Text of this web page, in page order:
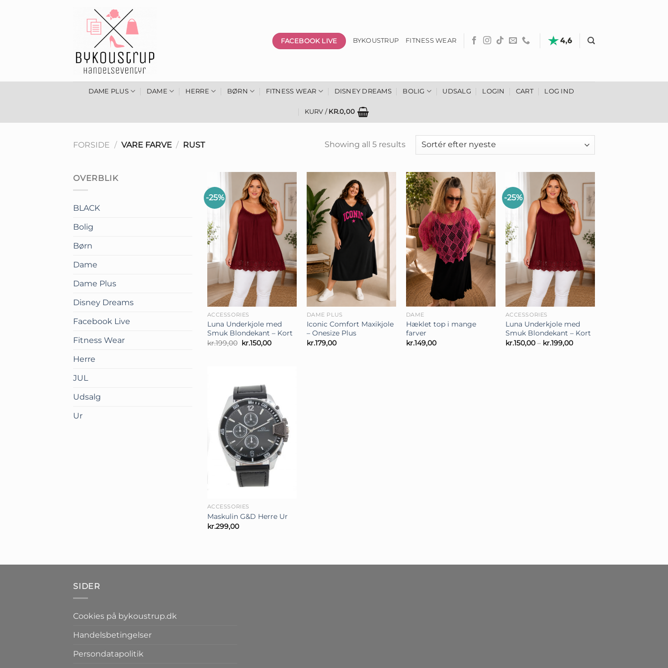
FACEBOOK LIVE BYKOUSTRUP FITNESS WEAR
DAME PLUS DAME HERRE BØRN FITNESS WEAR DISNEY DREAMS BOLIG UDSALG LOGIN CART LOG IND
KURV / KR.0,00
FORSIDE / VARE FARVE / RUST Showing all 5 results
OVERBLIK
BLACK
Bolig
Børn
Dame
Dame Plus
Disney Dreams
Facebook Live
Fitness Wear
Herre
JUL
Udsalg
Ur
-25%
+
ACCESSORIES
Luna Underkjole med
Smuk Blondekant – Kort
kr.199,00 Den
oprindelige
kr.150,00Den
+
DAME PLUS
Iconic Comfort Maxikjole
– Onesize Plus
kr.179,00
+
DAME
Hæklet top i mange
farver
kr.149,00
-25%
+
ACCESSORIES
Luna Underkjole med
Smuk Blondekant – Kort
kr.150,00 – kr.199,00Prisinterval:
ACCESSORIES
Maskulin G&D Herre Ur
kr.299,00
SIDER
Cookies på bykoustrup.dk
Handelsbetingelser
Persondatapolitik